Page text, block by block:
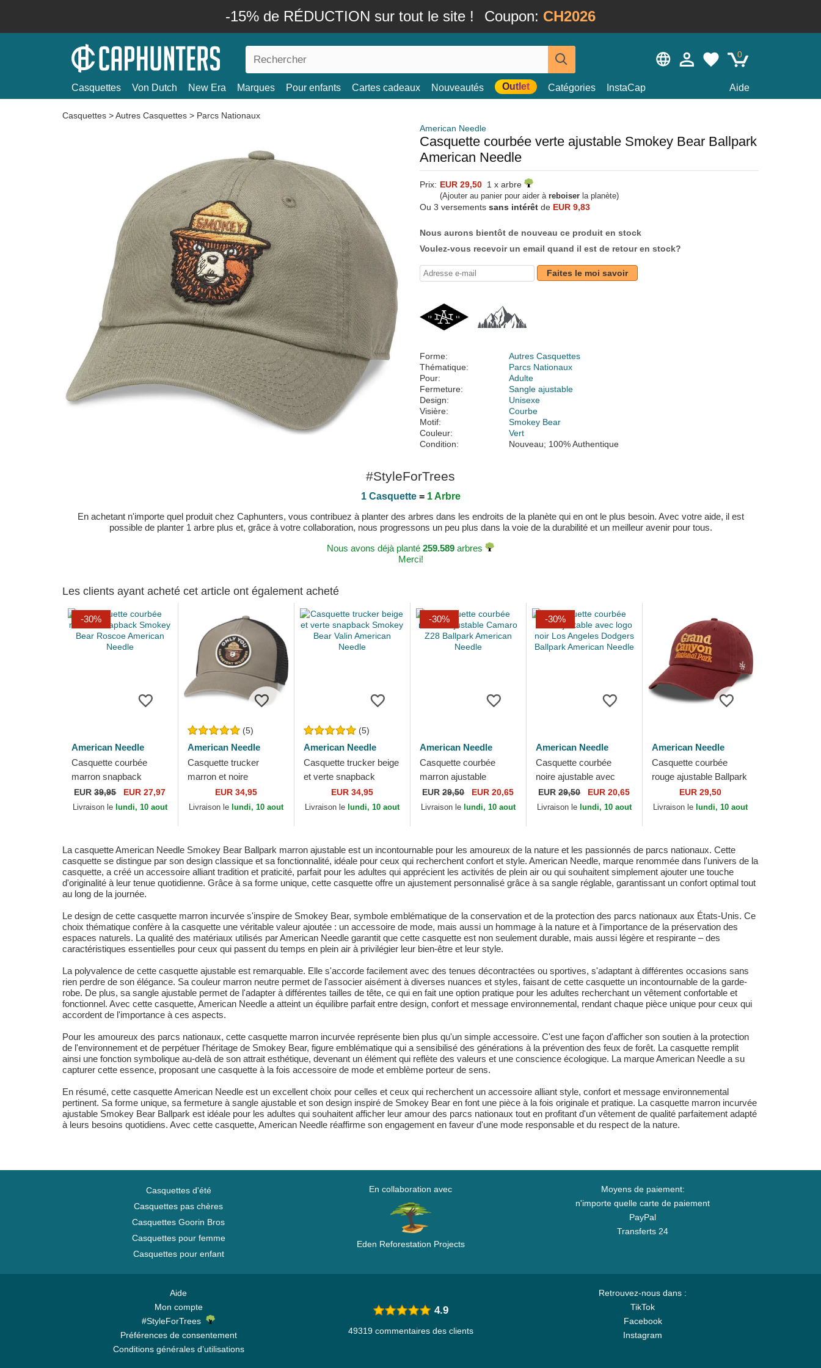
-15% de RÉDUCTION sur tout le site ! Coupon: CH2026
0
Casquettes Von Dutch New Era Marques Pour enfants Cartes cadeaux Nouveautés Outlet Catégories InstaCap Aide
Casquettes >Autres Casquettes > Parcs Nationaux
American Needle
Casquette courbée verte ajustable Smokey Bear Ballpark
American Needle
Prix: EUR 29,50 1 x arbre
(Ajouter au panier pour aider à reboiser la planète)
Ou 3 versements sans intérêt de EUR 9,83
Nous aurons bientôt de nouveau ce produit en stock
Voulez-vous recevoir un email quand il est de retour en stock?
Faites le moi savoir
Forme:
Autres Casquettes
Thématique:
Parcs Nationaux
Pour:
Adulte
Fermeture:
Sangle ajustable
Design:
Unisexe
Visière:
Courbe
Motif:
Smokey Bear
Couleur:
Vert
Condition:
Nouveau; 100% Authentique
#StyleForTrees
1 Casquette= 1 Arbre
En achetant n'importe quel produit chez Caphunters, vous contribuez à planter des arbres dans les endroits de la planète qui en ont le plus besoin. Avec votre aide, il est
possible de planter 1 arbre plus et, grâce à votre collaboration, nous progressons un peu plus dans la voie de la durabilité et un meilleur avenir pour tous.
Nous avons déjà planté 259.589 arbres
Merci!
Les clients ayant acheté cet article ont également acheté
-30%
American Needle
Casquette courbée
marron snapback
Smokey Bear Roscoe
American Needle
EUR39,95 EUR 27,97
Livraison le lundi, 10 aout
(5)
American Needle
Casquette trucker
marron et noire
snapback Smokey Bear
Valin American Needle
EUR 34,95
Livraison le lundi, 10 aout
(5)
American Needle
Casquette trucker beige
et verte snapback
Smokey Bear Valin
American Needle
EUR 34,95
Livraison le lundi, 10 aout
-30%
American Needle
Casquette courbée
marron ajustable
Camaro Z28 Ballpark
American Needle
EUR29,50 EUR 20,65
Livraison le lundi, 10 aout
-30%
American Needle
Casquette courbée
noire ajustable avec
logo noir Los Angeles
Dodgers Ballpark
EUR29,50 EUR 20,65
Livraison le lundi, 10 aout
American Needle
Casquette courbée
rouge ajustable Ballpark
Grand Canyon National
Park American Needle
EUR 29,50
Livraison le lundi, 10 aout
La casquette American Needle Smokey Bear Ballpark marron ajustable est un incontournable pour les amoureux de la nature et les passionnés de parcs nationaux. Cette
casquette se distingue par son design classique et sa fonctionnalité, idéale pour ceux qui recherchent confort et style. American Needle, marque renommée dans l'univers de la
casquette, a créé un accessoire alliant tradition et praticité, parfait pour les adultes qui apprécient les activités de plein air ou qui souhaitent simplement ajouter une touche
d'originalité à leur tenue quotidienne. Grâce à sa forme unique, cette casquette offre un ajustement personnalisé grâce à sa sangle réglable, garantissant un confort optimal tout
au long de la journée.
Le design de cette casquette marron incurvée s'inspire de Smokey Bear, symbole emblématique de la conservation et de la protection des parcs nationaux aux États-Unis. Ce
choix thématique confère à la casquette une véritable valeur ajoutée : un accessoire de mode, mais aussi un hommage à la nature et à l'importance de la préservation des
espaces naturels. La qualité des matériaux utilisés par American Needle garantit que cette casquette est non seulement durable, mais aussi légère et respirante – des
caractéristiques essentielles pour ceux qui passent du temps en plein air à privilégier leur bien-être et leur style.
La polyvalence de cette casquette ajustable est remarquable. Elle s'accorde facilement avec des tenues décontractées ou sportives, s'adaptant à différentes occasions sans
rien perdre de son élégance. Sa couleur marron neutre permet de l'associer aisément à diverses nuances et styles, faisant de cette casquette un incontournable de la garde-
robe. De plus, sa sangle ajustable permet de l'adapter à différentes tailles de tête, ce qui en fait une option pratique pour les adultes recherchant un vêtement confortable et
fonctionnel. Avec cette casquette, American Needle a atteint un équilibre parfait entre design, confort et message environnemental, rendant chaque pièce unique pour ceux qui
accordent de l'importance à ces aspects.
Pour les amoureux des parcs nationaux, cette casquette marron incurvée représente bien plus qu'un simple accessoire. C'est une façon d'afficher son soutien à la protection
de l'environnement et de perpétuer l'héritage de Smokey Bear, figure emblématique qui a sensibilisé des générations à la prévention des feux de forêt. La casquette remplit
ainsi une fonction symbolique au-delà de son attrait esthétique, devenant un élément qui reflète des valeurs et une conscience écologique. La marque American Needle a su
capturer cette essence, proposant une casquette à la fois accessoire de mode et emblème porteur de sens.
En résumé, cette casquette American Needle est un excellent choix pour celles et ceux qui recherchent un accessoire alliant style, confort et message environnemental
pertinent. Sa forme unique, sa fermeture à sangle ajustable et son design inspiré de Smokey Bear en font une pièce à la fois originale et pratique. La casquette marron incurvée
ajustable Smokey Bear Ballpark est idéale pour les adultes qui souhaitent afficher leur amour des parcs nationaux tout en profitant d'un vêtement de qualité parfaitement adapté
à leurs besoins quotidiens. Avec cette casquette, American Needle réaffirme son engagement en faveur d'une mode responsable et du respect de la nature.
Casquettes d'été
Casquettes pas chères
Casquettes Goorin Bros
Casquettes pour femme
Casquettes pour enfant
En collaboration avec
Eden Reforestation Projects
Moyens de paiement:
n'importe quelle carte de paiement
PayPal
Transferts 24
Aide
Mon compte
#StyleForTrees
Préférences de consentement
Conditions générales d’utilisations
Retrouvez-nous dans :
TikTok
Facebook
Instagram
4.9
49319 commentaires des clients